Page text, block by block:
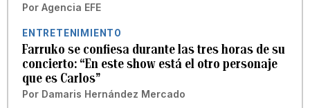
Por Agencia EFE
ENTRETENIMIENTO
Farruko se confiesa durante las tres horas de su
concierto: “En este show está el otro personaje
que es Carlos”
Por Damaris Hernández Mercado